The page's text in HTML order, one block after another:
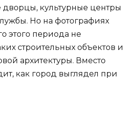
культурные центры
Но на фотографиях
этого периода не
строительных объектов и
архитектуры. Вместо
как город выглядел при